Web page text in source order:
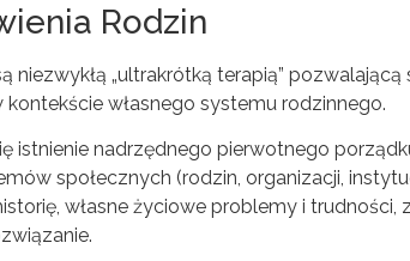
Rodzin
niezwykłą „ultrakrótką terapią”
własnego systemu rodzinnego.
istnienie nadrzędnego pierwotnego
społecznych (rodzin, organizacji,
własne życiowe problemy i trudności,